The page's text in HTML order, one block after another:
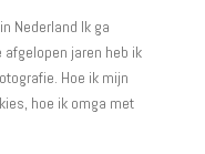
Nederland Ik ga
afgelopen jaren heb ik
Hoe ik mijn
hoe ik omga met